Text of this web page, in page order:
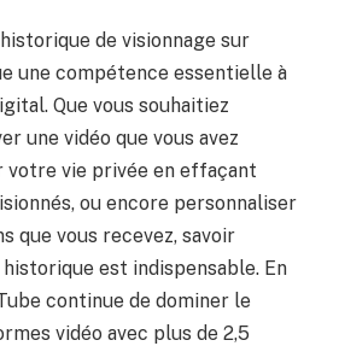
de visionnage sur
une compétence essentielle à
Que vous souhaitiez
une vidéo que vous avez
vie privée en effaçant
ou encore personnaliser
que vous recevez, savoir
est indispensable. En
continue de dominer le
vidéo avec plus de 2,5